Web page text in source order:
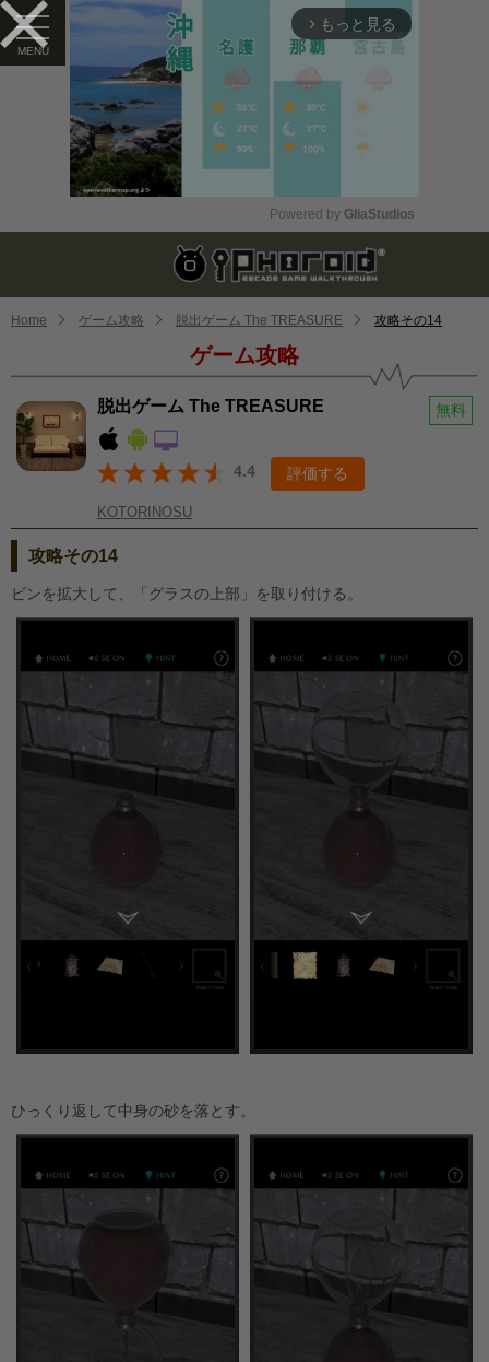
arrow_forward_ios もっと見る
Mute
Powered by GliaStudios
Home ゲーム攻略 脱出ゲーム The TREASURE 攻略その14
ゲーム攻略
脱出ゲーム The TREASURE 無料
4.4 評価する
KOTORINOSU
攻略その14
ビンを拡大して、「グラスの上部」を取り付ける。
ひっくり返して中身の砂を落とす。